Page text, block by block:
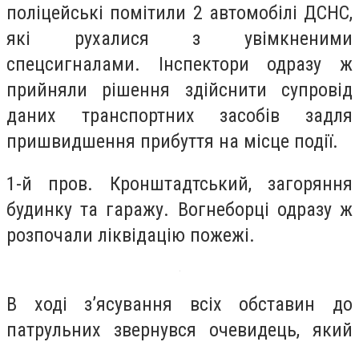
поліцейські помітили 2 автомобілі ДСНС,
які рухалися з увімкненими
спецсигналами. Інспектори одразу ж
прийняли рішення здійснити супровід
даних транспортних засобів задля
пришвидшення прибуття на місце події.
1-й пров. Кронштадтський, загоряння
будинку та гаражу. Вогнеборці одразу ж
розпочали ліквідацію пожежі.
В ході з’ясування всіх обставин до
патрульних звернувся очевидець, який